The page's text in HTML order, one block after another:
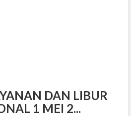
DAN LIBUR
1 MEI 2...